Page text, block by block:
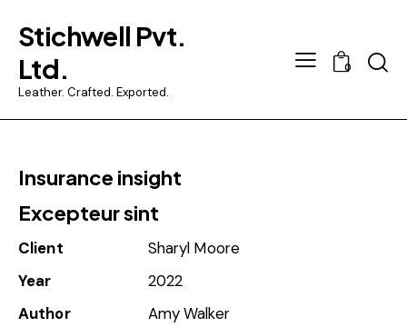
Stichwell Pvt.
Ltd.
Leather. Crafted. Exported.
0
Insurance insight
Excepteur sint
Client
Sharyl Moore
Year
2022
Author
Amy Walker